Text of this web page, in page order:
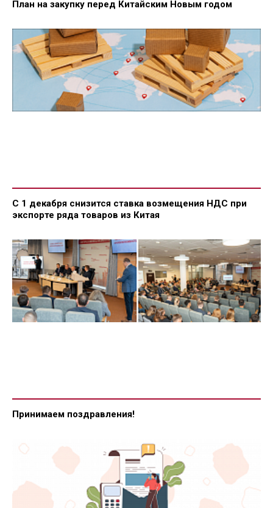
План на закупку перед Китайским Новым годом
С 1 декабря снизится ставка возмещения НДС при
экспорте ряда товаров из Китая
Принимаем поздравления!